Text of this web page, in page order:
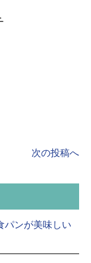
次の投稿へ
パンが美味しい